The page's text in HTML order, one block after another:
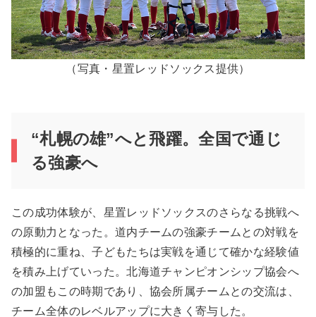
（写真・星置レッドソックス提供）
“札幌の雄”へと飛躍。全国で通じ
る強豪へ
この成功体験が、星置レッドソックスのさらなる挑戦へ
の原動力となった。道内チームの強豪チームとの対戦を
積極的に重ね、子どもたちは実戦を通じて確かな経験値
を積み上げていった。北海道チャンピオンシップ協会へ
の加盟もこの時期であり、協会所属チームとの交流は、
チーム全体のレベルアップに大きく寄与した。